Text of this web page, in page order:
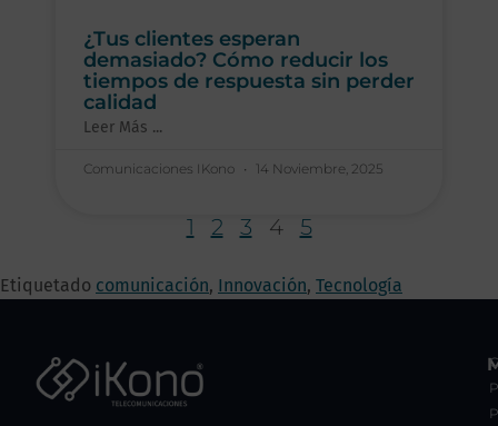
¿Tus clientes esperan
demasiado? Cómo reducir los
tiempos de respuesta sin perder
calidad
Leer Más ...
Comunicaciones IKono 14 Noviembre, 2025
1 2 3 4 5
Etiquetado comunicación, Innovación, Tecnología